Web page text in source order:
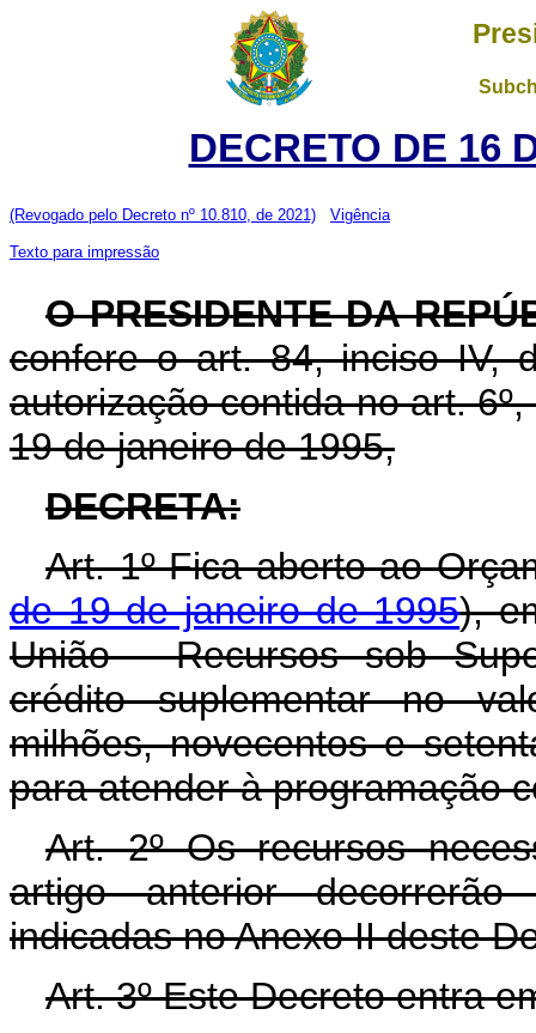
DECRETO DE 16
(Revogado pelo Decreto nº 10.810, de 2021) Vigência
Texto para impressão
O PRESIDENTE DA
confere o art. 84, inciso IV,
autorização contida no art.
19 de janeiro de 1995,
DECRETA:
Art. 1º Fica aberto ao
de 19 de janeiro de 1995),
União - Recursos sob
crédito suplementar no
milhões, novecentos e
para atender à programação
Art. 2º Os recursos
artigo anterior
indicadas no Anexo II deste
Art. 3º Este Decreto entra